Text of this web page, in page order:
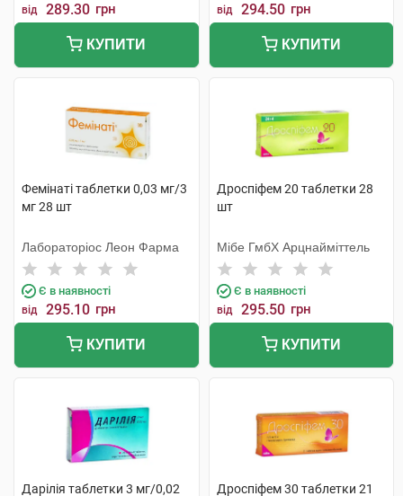
від 289.30 грн
КУПИТИ
від 294.50 грн
КУПИТИ
Фемінаті таблетки 0,03 мг/3
мг 28 шт
Лабораторіос Леон Фарма
Є в наявності
від 295.10 грн
КУПИТИ
Дроспіфем 20 таблетки 28
шт
Мібе ГмбХ Арцнайміттель
Є в наявності
від 295.50 грн
КУПИТИ
Дарілія таблетки 3 мг/0,02 Дроспіфем 30 таблетки 21